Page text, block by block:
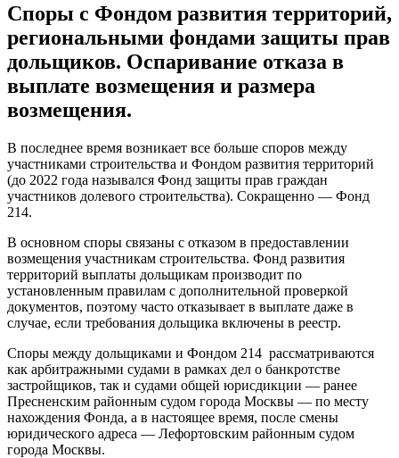
Споры с Фондом развития территорий,
региональными фондами защиты прав
дольщиков. Оспаривание отказа в
выплате возмещения и размера
возмещения.
В последнее время возникает все больше споров между
участниками строительства и Фондом развития территорий
(до 2022 года назывался Фонд защиты прав граждан
участников долевого строительства). Сокращенно — Фонд
214.
В основном споры связаны с отказом в предоставлении
возмещения участникам строительства. Фонд развития
территорий выплаты дольщикам производит по
установленным правилам с дополнительной проверкой
документов, поэтому часто отказывает в выплате даже в
случае, если требования дольщика включены в реестр.
Споры между дольщиками и Фондом 214 рассматриваются
как арбитражными судами в рамках дел о банкротстве
застройщиков, так и судами общей юрисдикции — ранее
Пресненским районным судом города Москвы — по месту
нахождения Фонда, а в настоящее время, после смены
юридического адреса — Лефортовским районным судом
города Москвы.